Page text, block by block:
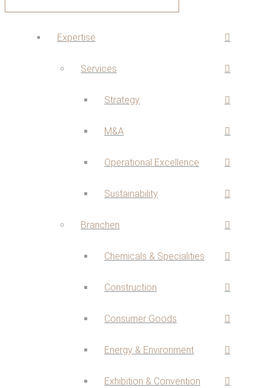
Expertise
Services
Strategy
M&A
Operational Excellence
Sustainability
Branchen
Chemicals & Specialities
Construction
Consumer Goods
Energy & Environment
Exhibition & Convention